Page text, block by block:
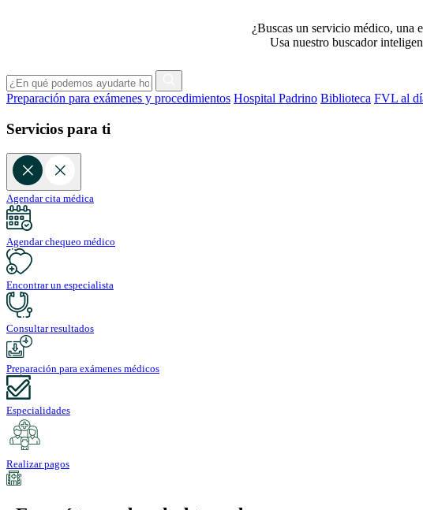
¿Buscas un servicio médico, una
Usa nuestro buscador
Preparación para exámenes y procedimientos Hospital Padrino Biblioteca FVL al
Servicios para ti
Agendar cita médica
Agendar chequeo médico
Encontrar un especialista
Consultar resultados
Preparación para exámenes médicos
Especialidades
Realizar pagos